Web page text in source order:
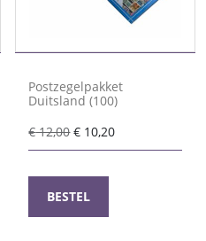
Postzegelpakket
Duitsland (100)
€12,00Oorspronkelijke
prijs
€ 12,00.
€ 10,20Huidige
prijs
BESTEL